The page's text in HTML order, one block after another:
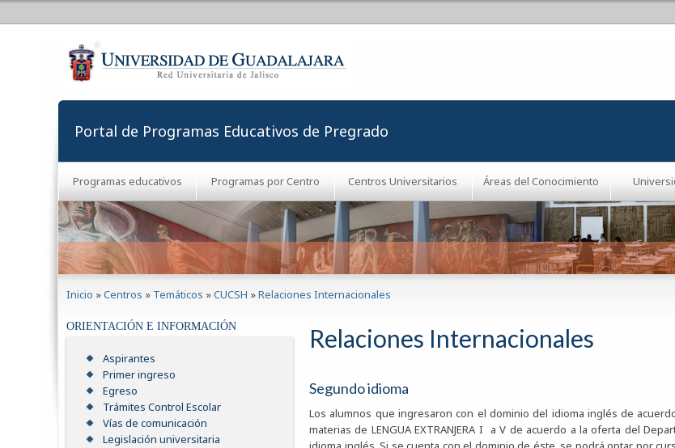
Portal de Programas Educativos de Pregrado
Programas educativos Programas por Centro Centros Universitarios Áreas del Conocimiento
Inicio »Centros » Temáticos »CUCSH »Relaciones Internacionales
ORIENTACIÓN E INFORMACIÓN
Aspirantes
Primer ingreso
Egreso
Trámites Control Escolar
Vías de comunicación
Legislación universitaria
Relaciones Internacionales
Segundo idioma
Los alumnos que ingresaron con el dominio del idioma inglés de
materias de LENGUA EXTRANJERA I a V de acuerdo a la oferta del